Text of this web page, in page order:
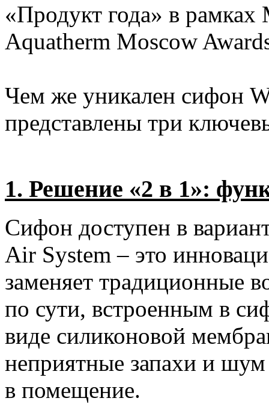
«Продукт года» в
Aquatherm Moscow
Чем же уникален сифон
представлены три
1. Решение «2 в 1»:
Сифон доступен в
Air System – это
заменяет традиционные
по сути, встроенным в
виде силиконовой
неприятные запахи и
в помещение.